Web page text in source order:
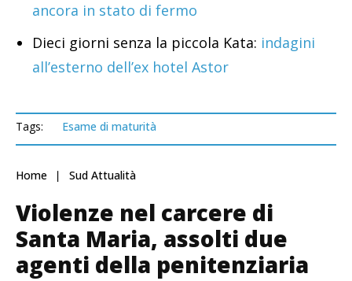
ancora in stato di fermo
Dieci giorni senza la piccola Kata: indagini
all’esterno dell’ex hotel Astor
Tags: Esame di maturità
Home Sud Attualità
Violenze nel carcere di
Santa Maria, assolti due
agenti della penitenziaria